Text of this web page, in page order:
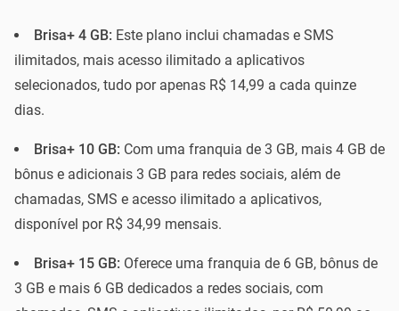
Brisa+ 4 GB: Este plano inclui chamadas e SMS
ilimitados, mais acesso ilimitado a aplicativos
selecionados, tudo por apenas R$ 14,99 a cada quinze
dias.
Brisa+ 10 GB: Com uma franquia de 3 GB, mais 4 GB de
bônus e adicionais 3 GB para redes sociais, além de
chamadas, SMS e acesso ilimitado a aplicativos,
disponível por R$ 34,99 mensais.
Brisa+ 15 GB: Oferece uma franquia de 6 GB, bônus de
3 GB e mais 6 GB dedicados a redes sociais, com